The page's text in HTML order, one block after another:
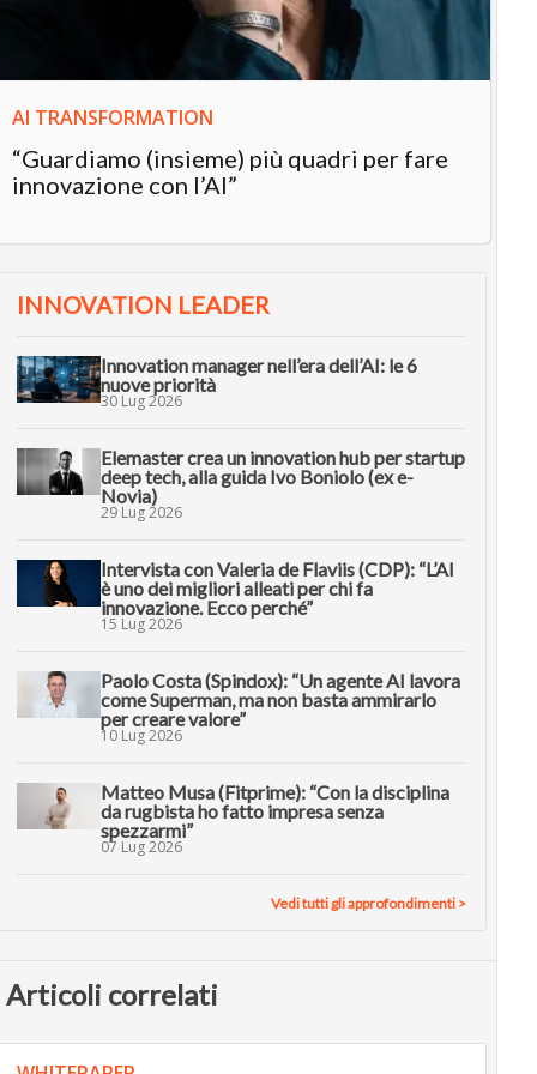
AI TRANSFORMATION
“Guardiamo (insieme) più quadri per fare
innovazione con l’AI”
INNOVATION LEADER
Innovation manager nell’era dell’AI: le 6
nuove priorità
30 Lug 2026
Elemaster crea un innovation hub per startup
deep tech, alla guida Ivo Boniolo (ex e-
Novia)
29 Lug 2026
Intervista con Valeria de Flaviis (CDP): “L’AI
è uno dei migliori alleati per chi fa
innovazione. Ecco perché”
15 Lug 2026
Paolo Costa (Spindox): “Un agente AI lavora
come Superman, ma non basta ammirarlo
per creare valore”
10 Lug 2026
Matteo Musa (Fitprime): “Con la disciplina
da rugbista ho fatto impresa senza
spezzarmi”
07 Lug 2026
Vedi tutti gli approfondimenti >
Articoli correlati